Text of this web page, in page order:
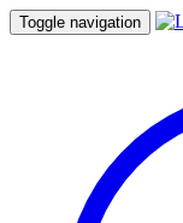
Toggle navigation